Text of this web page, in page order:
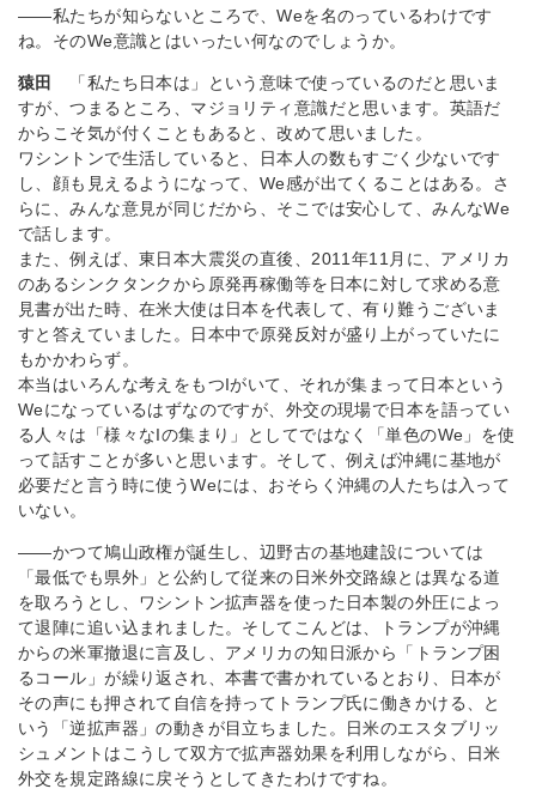
――私たちが知らないところで、Weを名のっているわけです
ね。そのWe意識とはいったい何なのでしょうか。
猿田
「私たち日本は」という意味で使っているのだと思いま
すが、つまるところ、マジョリティ意識だと思います。英語だ
からこそ気が付くこともあると、改めて思いました。
ワシントンで生活していると、日本人の数もすごく少ないです
し、顔も見えるようになって、We感が出てくることはある。さ
らに、みんな意見が同じだから、そこでは安心して、みんなWe
で話します。
また、例えば、東日本大震災の直後、2011年11月に、アメリカ
のあるシンクタンクから原発再稼働等を日本に対して求める意
見書が出た時、在米大使は日本を代表して、有り難うございま
すと答えていました。日本中で原発反対が盛り上がっていたに
もかかわらず。
本当はいろんな考えをもつIがいて、それが集まって日本という
Weになっているはずなのですが、外交の現場で日本を語ってい
る人々は「様々なIの集まり」としてではなく「単色のWe」を使
って話すことが多いと思います。そして、例えば沖縄に基地が
必要だと言う時に使うWeには、おそらく沖縄の人たちは入って
いない。
――かつて鳩山政権が誕生し、辺野古の基地建設については
「最低でも県外」と公約して従来の日米外交路線とは異なる道
を取ろうとし、ワシントン拡声器を使った日本製の外圧によっ
て退陣に追い込まれました。そしてこんどは、トランプが沖縄
からの米軍撤退に言及し、アメリカの知日派から「トランプ困
るコール」が繰り返され、本書で書かれているとおり、日本が
その声にも押されて自信を持ってトランプ氏に働きかける、と
いう「逆拡声器」の動きが目立ちました。日米のエスタブリッ
シュメントはこうして双方で拡声器効果を利用しながら、日米
外交を規定路線に戻そうとしてきたわけですね。